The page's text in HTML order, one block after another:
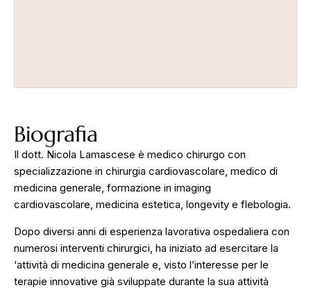
Biografia
Il dott. Nicola Lamascese è medico chirurgo con
specializzazione in chirurgia cardiovascolare, medico di
medicina generale, formazione in imaging
cardiovascolare, medicina estetica, longevity e flebologia.
Dopo diversi anni di esperienza lavorativa ospedaliera con
numerosi interventi chirurgici, ha iniziato ad esercitare la
‘attività di medicina generale e, visto l’interesse per le
terapie innovative già sviluppate durante la sua attività